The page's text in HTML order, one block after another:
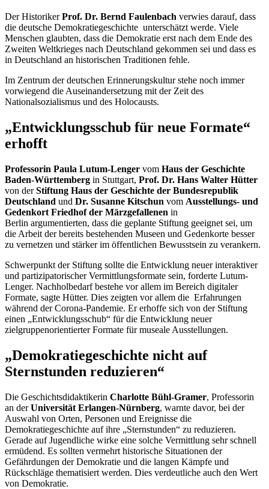
Der HistorikerProf. Dr. Bernd Faulenbach verwies darauf, dass
die deutsche Demokratiegeschichte unterschätzt werde. Viele
Menschen glaubten, dass die Demokratie erst nach dem Ende des
Zweiten Weltkrieges nach Deutschland gekommen sei und dass es
in Deutschland an historischen Traditionen fehle.
Im Zentrum der deutschen Erinnerungskultur stehe noch immer
vorwiegend die Auseinandersetzung mit der Zeit des
Nationalsozialismus und des Holocausts.
„Entwicklungsschub für neue Formate“
erhofft
Professorin Paula Lutum-Lenger vom Haus der Geschichte
Baden-Württemberg in Stuttgart, Prof. Dr. Hans Walter Hütter
von derStiftung Haus der Geschichte der Bundesrepublik
Deutschland und Dr. Susanne Kitschun vom Ausstellungs- und
Gedenkort Friedhof der Märzgefallenen in
Berlin argumentierten, dass die geplante Stiftung geeignet sei, um
die Arbeit der bereits bestehenden Museen und Gedenkorte besser
zu vernetzen und stärker im öffentlichen Bewusstsein zu verankern.
Schwerpunkt der Stiftung sollte die Entwicklung neuer interaktiver
und partizipatorischer Vermittlungsformate sein, forderte Lutum-
Lenger. Nachholbedarf bestehe vor allem im Bereich digitaler
Formate, sagte Hütter. Dies zeigten vor allem die Erfahrungen
während der Corona-Pandemie. Er erhoffe sich von der Stiftung
einen „Entwicklungsschub“ für die Entwicklung neuer
zielgruppenorientierter Formate für museale Ausstellungen.
„Demokratiegeschichte nicht auf
Sternstunden reduzieren“
Die Geschichtsdidaktikerin Charlotte Bühl-Gramer, Professorin
an derUniversität Erlangen-Nürnberg, warnte davor, bei der
Auswahl von Orten, Personen und Ereignisse die
Demokratiegeschichte auf ihre „Sternstunden“ zu reduzieren.
Gerade auf Jugendliche wirke eine solche Vermittlung sehr schnell
ermüdend. Es sollten vermehrt historische Situationen der
Gefährdungen der Demokratie und die langen Kämpfe und
Rückschläge thematisiert werden. Dies verdeutliche auch den Wert
von Demokratie.